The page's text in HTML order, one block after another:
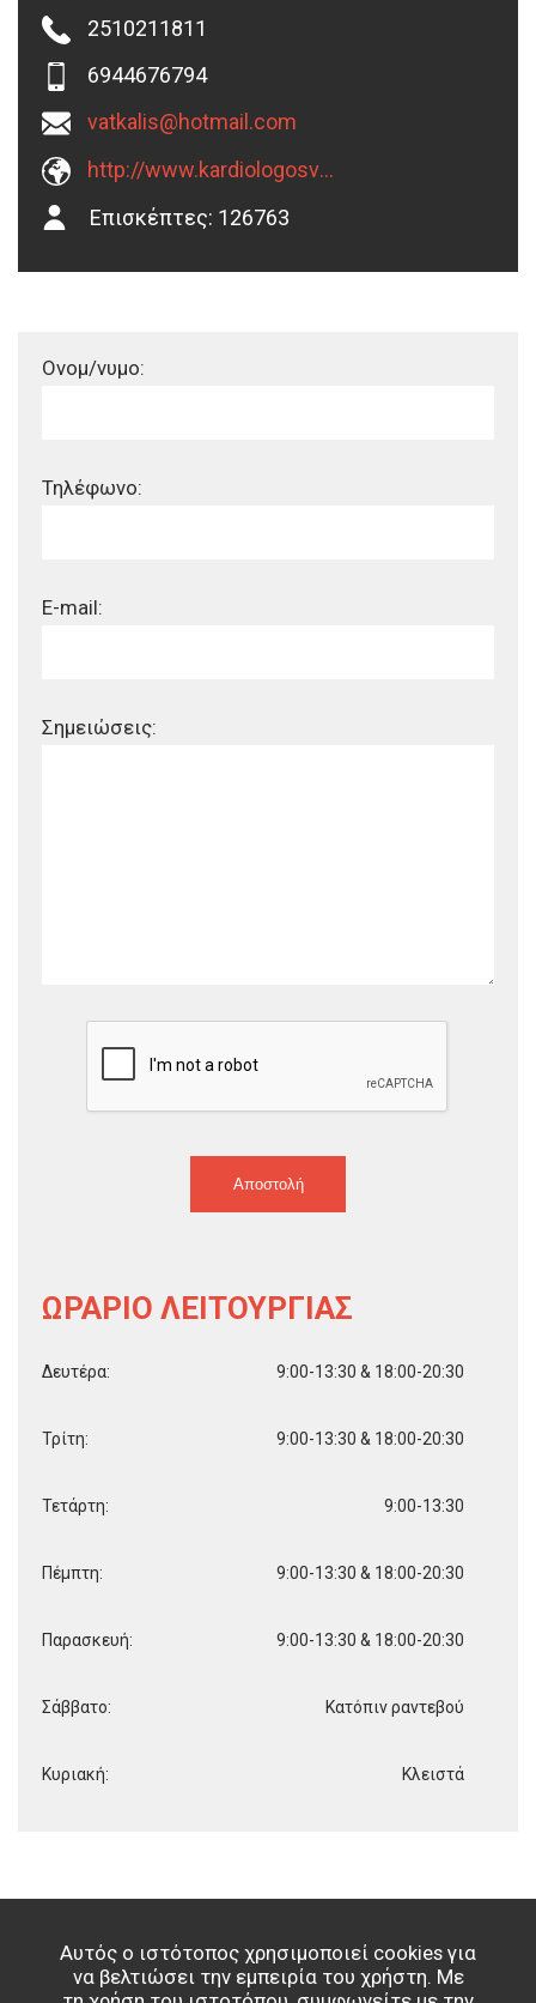
2510211811
6944676794
vatkalis@hotmail.com
http://www.kardiologosvatkalis.gr
Επισκέπτες: 126763
ΩΡΆΡΙΟ ΛΕΙΤΟΥΡΓΊΑΣ
Δευτέρα: 9:00-13:30 & 18:00-20:30
Τρίτη: 9:00-13:30 & 18:00-20:30
Τετάρτη: 9:00-13:30
Πέμπτη: 9:00-13:30 & 18:00-20:30
Παρασκευή: 9:00-13:30 & 18:00-20:30
Σάββατο: Κατόπιν ραντεβού
Κυριακή: Κλειστά
Ονομ/νυμο:
Τηλέφωνο:
E-mail:
Σημειώσεις:
Αυτός ο ιστότοπος χρησιμοποιεί cookies για
να βελτιώσει την εμπειρία του χρήστη. Με